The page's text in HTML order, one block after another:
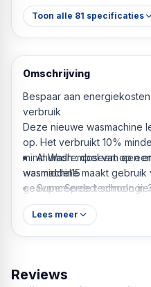
Toon alle 81 specificaties
Omschrijving
Bespaar aan
verbruik
Deze nieuwe wasmachine
op. Het verbruikt 10%
minimumdrempel van een
wasmachine maakt gebruik
geavanceerde
circulatiepomp en dat
kortere wasbeurten en
Profiteer van effectievere
AI Wash : doseert op
wasmiddel15
SuperSpeed: schoon in
Lees meer
Reviews